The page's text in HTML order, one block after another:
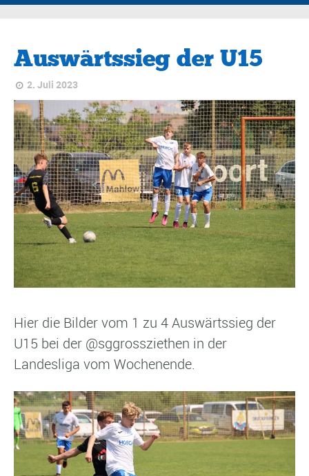
Auswärtssieg der U15
2. Juli 2023
Hier die Bilder vom 1 zu 4 Auswärtssieg der
U15 bei der @sggrossziethen in der
Landesliga vom Wochenende.